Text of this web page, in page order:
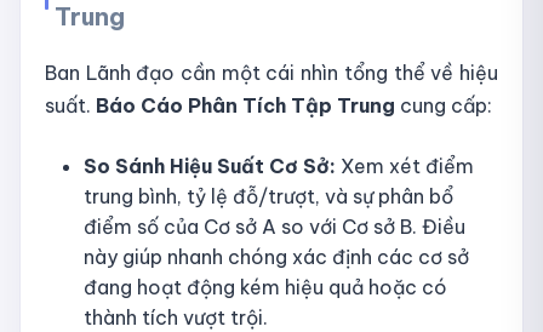
Trung
Ban Lãnh đạo cần một cái nhìn tổng thể về hiệu
suất. Báo Cáo Phân Tích Tập Trung cung cấp:
So Sánh Hiệu Suất Cơ Sở: Xem xét điểm
trung bình, tỷ lệ đỗ/trượt, và sự phân bổ
điểm số của Cơ sở A so với Cơ sở B. Điều
này giúp nhanh chóng xác định các cơ sở
đang hoạt động kém hiệu quả hoặc có
thành tích vượt trội.